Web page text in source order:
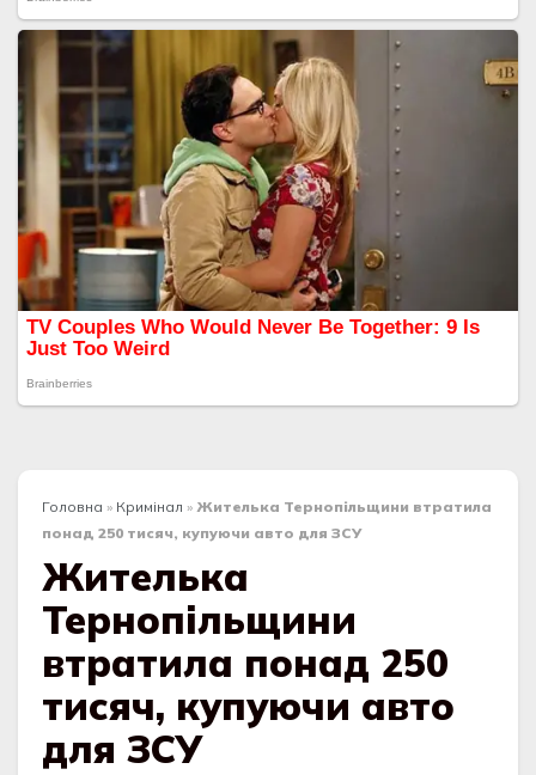
Головна » Кримінал » Жителька Тернопільщини втратила
понад 250 тисяч, купуючи авто для ЗСУ
Жителька
Тернопільщини
втратила понад 250
тисяч, купуючи авто
для ЗСУ